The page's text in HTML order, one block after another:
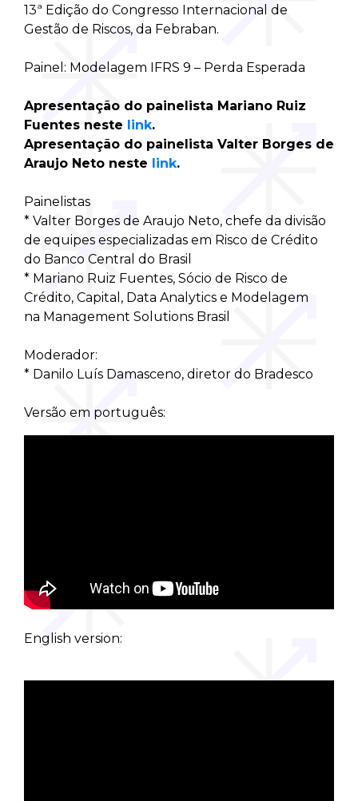
13ª Edição do Congresso Internacional de
Gestão de Riscos, da Febraban.
Painel: Modelagem IFRS 9 – Perda Esperada
Apresentação do painelista Mariano Ruiz
Fuentes neste
link.
Apresentação do painelista Valter Borges de
Araujo Neto neste
link.
Painelistas
* Valter Borges de Araujo Neto, chefe da divisão
de equipes especializadas em Risco de Crédito
do Banco Central do Brasil
* Mariano Ruiz Fuentes, Sócio de Risco de
Crédito, Capital, Data Analytics e Modelagem
na Management Solutions Brasil
Moderador:
* Danilo Luís Damasceno, diretor do Bradesco
Versão em português:
English version: